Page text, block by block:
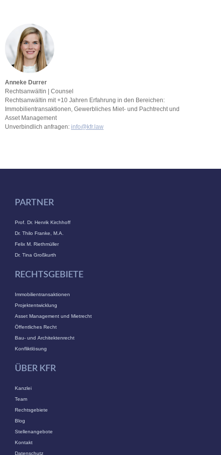
Anneke Durrer
Rechtsanwältin | Counsel
Rechtsanwältin mit +10 Jahren Erfahrung in den Bereichen:
Immobilientransaktionen, Gewerbliches Miet- und Pachtrecht und
Asset Management
Unverbindlich anfragen: info@kfr.law
PARTNER
Prof. Dr. Henrik Kirchhoff
Dr. Thilo Franke, M.A.
Felix M. Riethmüller
Dr. Tina Großkurth
RECHTSGEBIETE
Immobilientransaktionen
Projektentwicklung
Asset Management und Mietrecht
Öffentliches Recht
Bau- und Architektenrecht
Konfliktlösung
ÜBER KFR
Kanzlei
Team
Rechtsgebiete
Blog
Stellenangebote
Kontakt
Datenschutz